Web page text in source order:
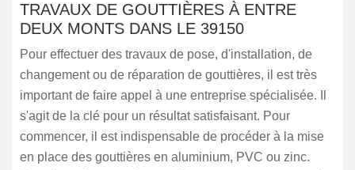
TRAVAUX DE GOUTTIÈRES À ENTRE
DEUX MONTS DANS LE 39150
Pour effectuer des travaux de pose, d'installation, de
changement ou de réparation de gouttières, il est très
important de faire appel à une entreprise spécialisée. Il
s'agit de la clé pour un résultat satisfaisant. Pour
commencer, il est indispensable de procéder à la mise
en place des gouttières en aluminium, PVC ou zinc.